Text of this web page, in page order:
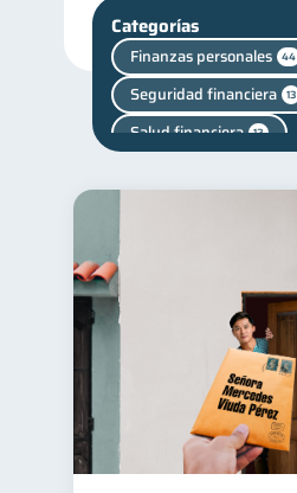
Categorías
Finanzas personales 44
Seguridad financiera 13
Salud financiera 12
Manejo de deudas
Educación financiera 31
Finanzas para jóvenes
Control de deudas 30
Finanzas familiares 25